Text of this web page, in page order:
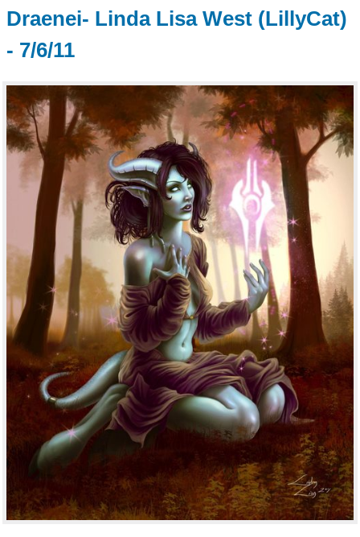
Draenei- Linda Lisa West (LillyCat)
- 7/6/11